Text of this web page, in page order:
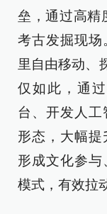
垒，通过高精
考古发掘现场
里自由移动、
仅如此，通
台、开发人工
形态，大幅提
形成文化参
模式，有效拉